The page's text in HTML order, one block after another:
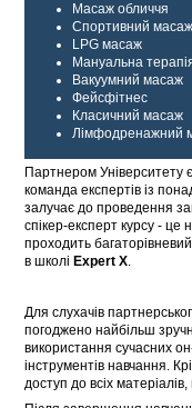
Масаж обличчя
Спортивний масаж
LРG масаж
Мануальна
Вакуумний масаж
Фейсфітнес
Класичний масаж
Лімфодренажний
Партнером Університету
команда експертів із
залучає до проведення
спікер-експерт курсу -
проходить
в школі Expert Х.
Для слухачів
погоджено найбільш
використання сучасних
інструментів навчання.
доступ до всіх